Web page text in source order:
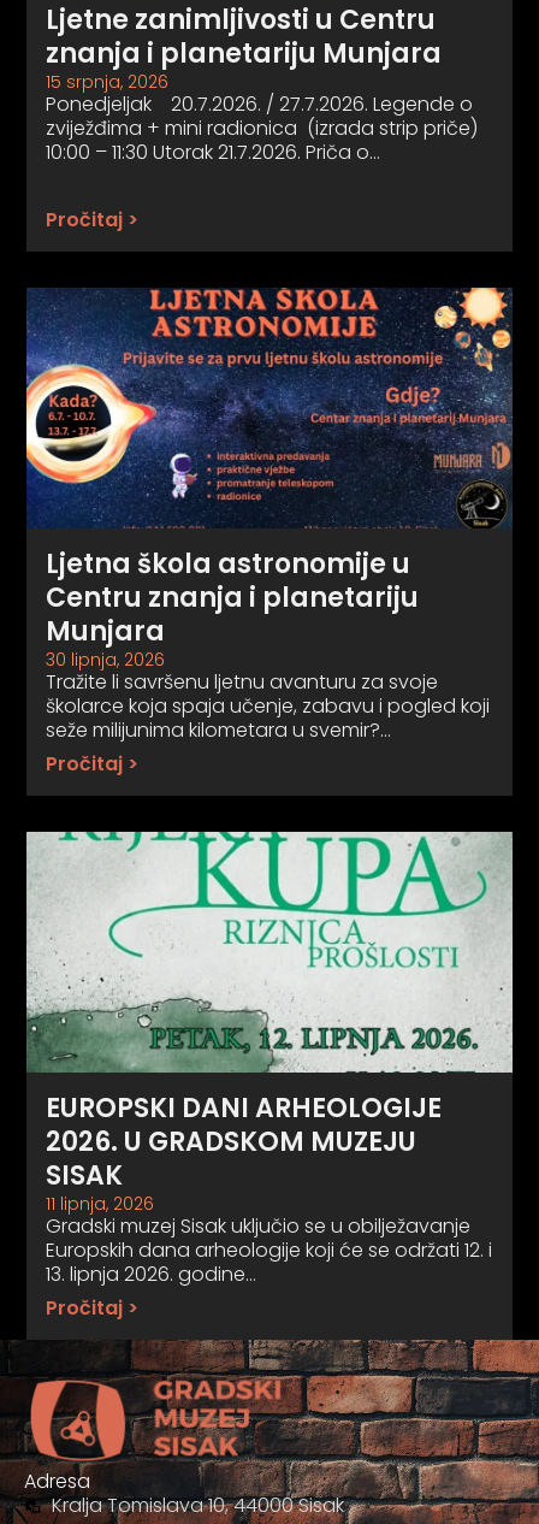
Ljetne zanimljivosti u Centru
znanja i planetariju Munjara
15 srpnja, 2026
Ponedjeljak 20.7.2026. / 27.7.2026. Legende o
zviježđima + mini radionica (izrada strip priče)
10:00 – 11:30 Utorak 21.7.2026. Priča o…
Pročitaj >
Ljetna škola astronomije u
Centru znanja i planetariju
Munjara
30 lipnja, 2026
Tražite li savršenu ljetnu avanturu za svoje
školarce koja spaja učenje, zabavu i pogled koji
seže milijunima kilometara u svemir?…
Pročitaj >
EUROPSKI DANI ARHEOLOGIJE
2026. U GRADSKOM MUZEJU
SISAK
11 lipnja, 2026
Gradski muzej Sisak uključio se u obilježavanje
Europskih dana arheologije koji će se održati 12. i
13. lipnja 2026. godine…
Pročitaj >
Adresa
Kralja Tomislava 10, 44000 Sisak